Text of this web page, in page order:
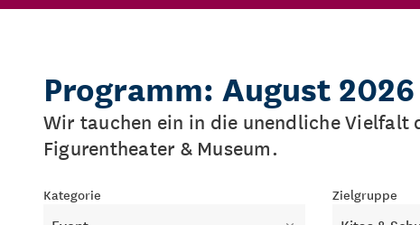
Programm: August 2026
Wir tauchen ein in die unendliche Vielfalt
Figurentheater & Museum.
Kategorie Zielgruppe